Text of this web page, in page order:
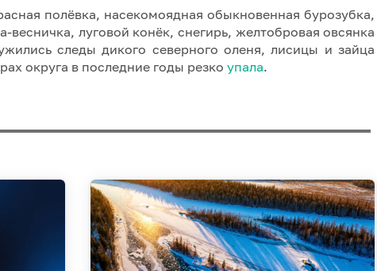
полёвка, насекомоядная обыкновенная бурозубка,
луговой конёк, снегирь, желтобровая овсянка
следы дикого северного оленя, лисицы и зайца
округа в последние годы резко упала.